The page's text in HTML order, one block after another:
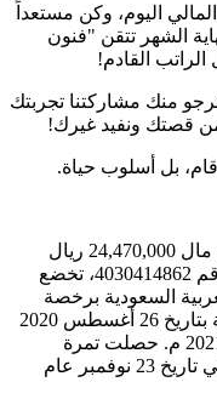
اليوم، وكن مستعداً
الشهر تتقن "فنون
القادم!
منك مشاركتنا تجربتك
من قصتك ونفيد غيرك!
بل أسلوب حياة.
تمرة المالية شركة مساهمة مقفلة برأس مال 24,470,000 ريال
سعودي، مدفوع بالكامل، بسجل تجاري رقم 4030414862، تخضع
السعودية برخصة
رقم 20212 – 30 لخدمات المشورة المالية بتاريخ 26 أغسطس 2020
م ورخصة إدارة الاستثمار بتاريخ 14 يناير 2021 م. حصلت تمرة
المالية على موافقة هيئة السوق المالية في تاريخ 23 نوفمبر عام